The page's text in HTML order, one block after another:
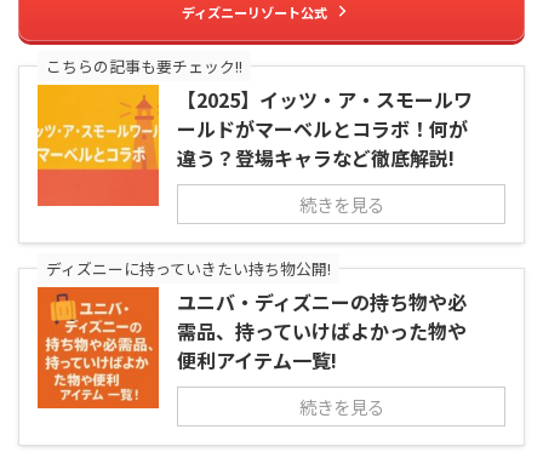
ディズニーリゾート公式
こちらの記事も要チェック!!
【2025】イッツ・ア・スモールワ
ールドがマーベルとコラボ！何が
違う？登場キャラなど徹底解説!
続きを見る
ディズニーに持っていきたい持ち物公開!
ユニバ・ディズニーの持ち物や必
需品、持っていけばよかった物や
便利アイテム一覧!
続きを見る